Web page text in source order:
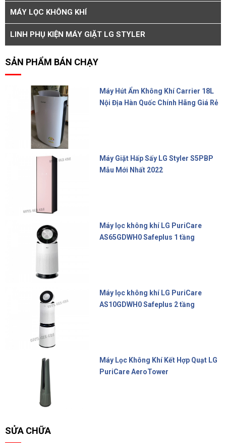
MÁY LỌC KHÔNG KHÍ
LINH PHỤ KIỆN MÁY GIẶT LG STYLER
SẢN PHẨM BÁN CHẠY
Máy Hút Ẩm Không Khí Carrier 18L
Nội Địa Hàn Quốc Chính Hãng Giá Rẻ
Máy Giặt Hấp Sấy LG Styler S5PBP
Mẫu Mới Nhất 2022
Máy lọc không khí LG PuriCare
AS65GDWH0 Safeplus 1 tầng
Máy lọc không khí LG PuriCare
AS10GDWH0 Safeplus 2 tầng
Máy Lọc Không Khí Kết Hợp Quạt LG
PuriCare AeroTower
SỬA CHỮA